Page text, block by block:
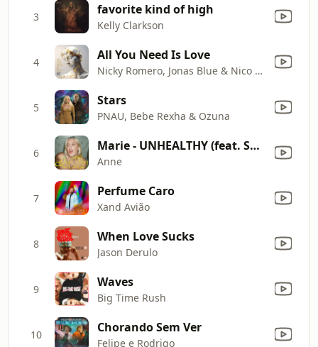
3 favorite kind of high
Kelly Clarkson
4 All You Need Is Love
Nicky Romero, Jonas Blue & Nico Santos
5 Stars
PNAU, Bebe Rexha & Ozuna
6 Marie - UNHEALTHY (feat. Shania Twain)
Anne
7 Perfume Caro
Xand Avião
8 When Love Sucks
Jason Derulo
9 Waves
Big Time Rush
10 Chorando Sem Ver
Felipe e Rodrigo